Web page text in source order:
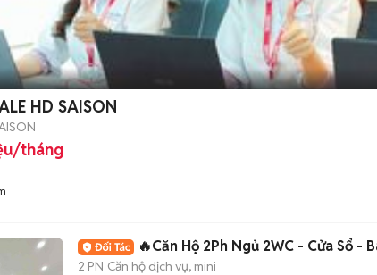
HD SAISON
tháng
🔥Căn Hộ 2Ph Ngủ 2WC - Cửa Sổ -
2 PN Căn hộ dịch vụ, mini